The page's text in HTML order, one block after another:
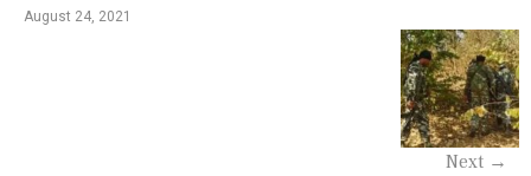
aAugust 24, 2021
Next →